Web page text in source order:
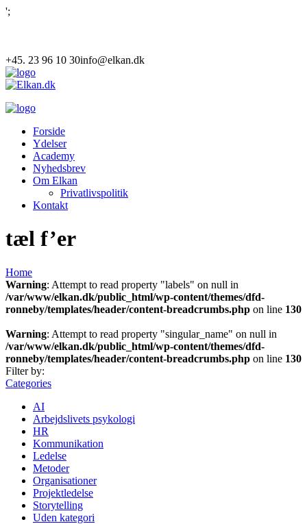
';
+45. 23 96 10 30info@elkan.dk
Forside
Ydelser
Academy
Nyhedsbrev
Om Elkan
Privatlivspolitik
Kontakt
tæl f’er
Home
Warning: Attempt to read property "labels" on null in
/var/www/elkan.dk/public_html/wp-content/themes/dfd-
ronneby/templates/header/content-breadcrumbs.php on line 130
Warning: Attempt to read property "singular_name" on null in
/var/www/elkan.dk/public_html/wp-content/themes/dfd-
ronneby/templates/header/content-breadcrumbs.php on line 130
Filter by:
Categories
AI
Arbejdslivets psykologi
HR
Kommunikation
Ledelse
Metoder
Organisationer
Projektledelse
Storytelling
Uden kategori